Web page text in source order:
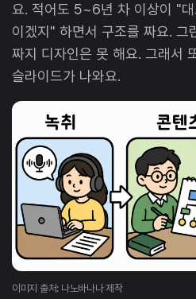
요. 적어도 5~6년 차 이상이 "
이겠지" 하면서 구조를 짜요. 그
짜지 디자인은 못 해요. 그래서
슬라이드가 나와요.
이미지 출처: 나노바나나 제작